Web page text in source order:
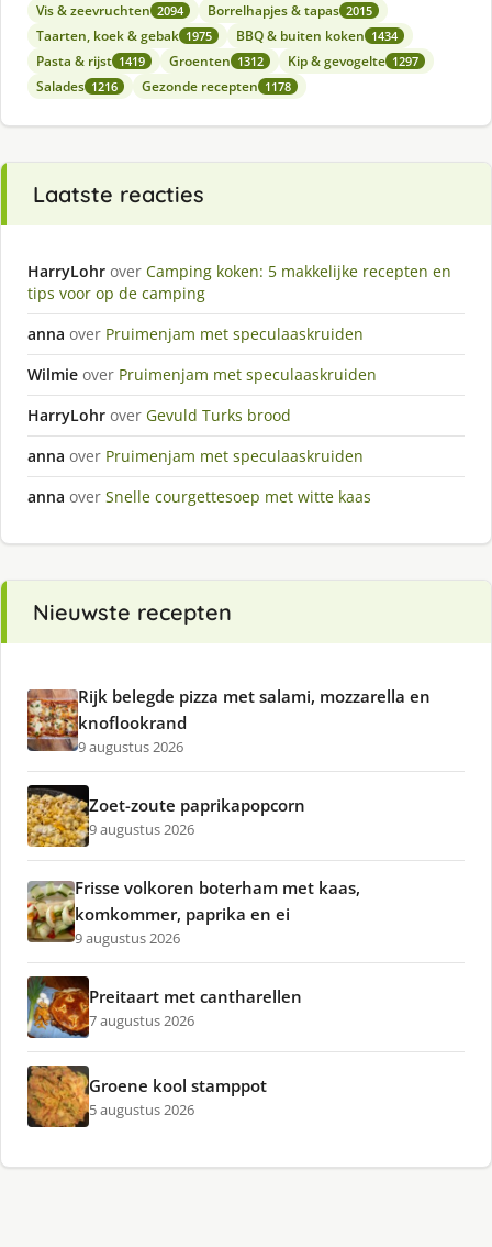
Vis & zeevruchten 2094 Borrelhapjes & tapas 2015
Taarten, koek & gebak 1975 BBQ & buiten koken 1434
Pasta & rijst 1419 Groenten 1312 Kip & gevogelte 1297
Salades 1216 Gezonde recepten 1178
Laatste reacties
HarryLohr over Camping koken: 5 makkelijke recepten en
tips voor op de camping
anna over Pruimenjam met speculaaskruiden
Wilmie over Pruimenjam met speculaaskruiden
HarryLohr over Gevuld Turks brood
anna over Pruimenjam met speculaaskruiden
anna over Snelle courgettesoep met witte kaas
Nieuwste recepten
Rijk belegde pizza met salami, mozzarella en
knoflookrand
9 augustus 2026
Zoet-zoute paprikapopcorn
9 augustus 2026
Frisse volkoren boterham met kaas,
komkommer, paprika en ei
9 augustus 2026
Preitaart met cantharellen
7 augustus 2026
Groene kool stamppot
5 augustus 2026